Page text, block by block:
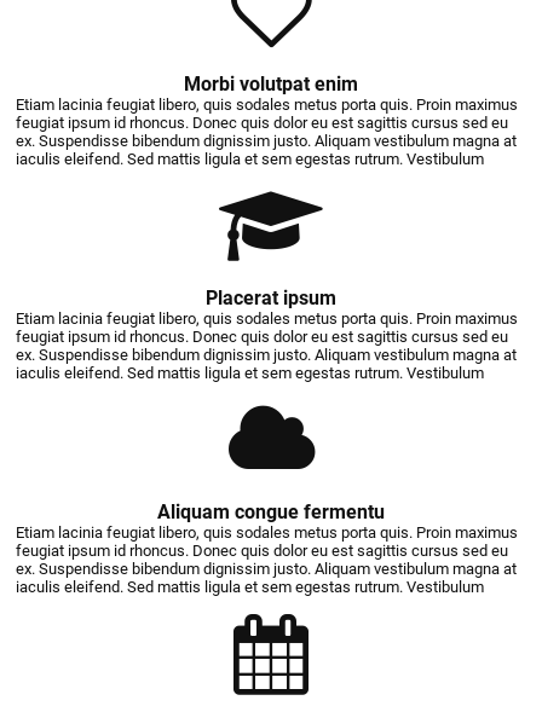
Morbi volutpat enim
Etiam lacinia feugiat libero, quis sodales metus porta quis. Proin maximus
feugiat ipsum id rhoncus. Donec quis dolor eu est sagittis cursus sed eu
ex. Suspendisse bibendum dignissim justo. Aliquam vestibulum magna at
iaculis eleifend. Sed mattis ligula et sem egestas rutrum. Vestibulum
Placerat ipsum
Etiam lacinia feugiat libero, quis sodales metus porta quis. Proin maximus
feugiat ipsum id rhoncus. Donec quis dolor eu est sagittis cursus sed eu
ex. Suspendisse bibendum dignissim justo. Aliquam vestibulum magna at
iaculis eleifend. Sed mattis ligula et sem egestas rutrum. Vestibulum
Aliquam congue fermentu
Etiam lacinia feugiat libero, quis sodales metus porta quis. Proin maximus
feugiat ipsum id rhoncus. Donec quis dolor eu est sagittis cursus sed eu
ex. Suspendisse bibendum dignissim justo. Aliquam vestibulum magna at
iaculis eleifend. Sed mattis ligula et sem egestas rutrum. Vestibulum